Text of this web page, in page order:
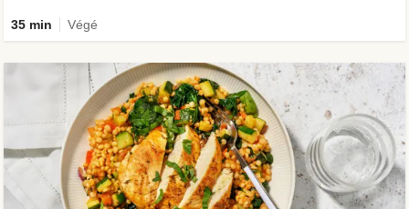
35 min Végé